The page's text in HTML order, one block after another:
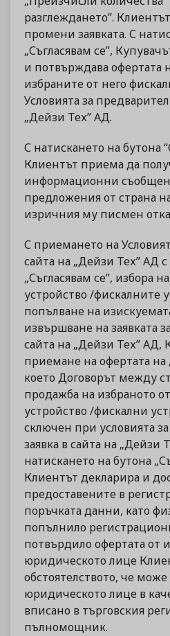
разглеждането”.
промени заявката. С
„Съгласявам се”,
и потвърждава офертата
избраните от него
Условията за
„Дейзи Тех” АД.
С натискането на бутона
Клиентът приема да
информационни
предложения от страна
изричния му писмен
С приемането на
сайта на „Дейзи Тех” АД
„Съгласявам се”, избора
устройство /фискалните
попълване на
извършване на заявката
сайта на „Дейзи Тех” АД,
приемане на офертата на
което Договорът между
продажба на избраното
устройство /фискални
сключен при условията
заявка в сайта на „Дейзи
натискането на бутона
Клиентът декларира и
предоставените в
поръчката данни, като
попълнило
потвърдило офертата от
юридическото лице
обстоятелството, че
юридическото лице в
вписано в търговския
пълномощник.